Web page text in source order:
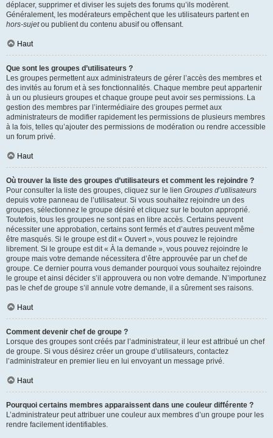
déplacer, supprimer et diviser les sujets des forums qu’ils modèrent.
Généralement, les modérateurs empêchent que les utilisateurs partent en
hors-sujetou publient du contenu abusif ou offensant.
Haut
Que sont les groupes d’utilisateurs ?
Les groupes permettent aux administrateurs de gérer l’accès des membres et
des invités au forum et à ses fonctionnalités. Chaque membre peut appartenir
à un ou plusieurs groupes et chaque groupe peut avoir ses permissions. La
gestion des membres par l’intermédiaire des groupes permet aux
administrateurs de modifier rapidement les permissions de plusieurs membres
à la fois, telles qu’ajouter des permissions de modération ou rendre accessible
un forum privé.
Haut
Où trouver la liste des groupes d’utilisateurs et comment les rejoindre ?
Pour consulter la liste des groupes, cliquez sur le lien Groupes d’utilisateurs
depuis votre panneau de l’utilisateur. Si vous souhaitez rejoindre un des
groupes, sélectionnez le groupe désiré et cliquez sur le bouton approprié.
Toutefois, tous les groupes ne sont pas en libre accès. Certains peuvent
nécessiter une approbation, certains sont fermés et d’autres peuvent même
être masqués. Si le groupe est dit « Ouvert », vous pouvez le rejoindre
librement. Si le groupe est dit « À la demande », vous pouvez rejoindre le
groupe mais votre demande nécessitera d’être approuvée par un chef de
groupe. Ce dernier pourra vous demander pourquoi vous souhaitez rejoindre
le groupe et ainsi décider s’il approuvera ou non votre demande. N’importunez
pas le chef de groupe s’il annule votre demande, il a sûrement ses raisons.
Haut
Comment devenir chef de groupe ?
Lorsque des groupes sont créés par l’administrateur, il leur est attribué un chef
de groupe. Si vous désirez créer un groupe d’utilisateurs, contactez
l’administrateur en premier lieu en lui envoyant un message privé.
Haut
Pourquoi certains membres apparaissent dans une couleur différente ?
L’administrateur peut attribuer une couleur aux membres d’un groupe pour les
rendre facilement identifiables.